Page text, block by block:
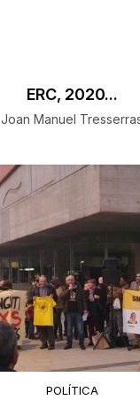
ERC, 2020...
Joan Manuel
POLÍTICA